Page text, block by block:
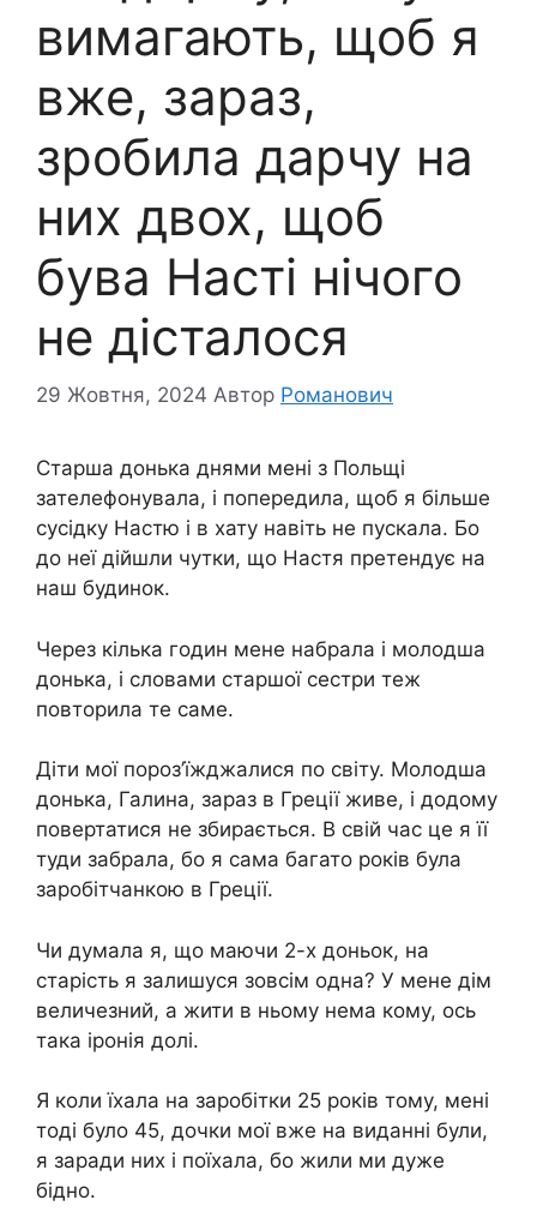
вимагають, щоб я
вже, зараз,
зробила дарчу на
них двох, щоб
бува Насті нічого
не дісталося
29 Жовтня, 2024 Автор Романович
Старша донька днями мені з Польщі
зателефонувала, і попередила, щоб я більше
сусідку Настю і в хату навіть не пускала. Бо
до неї дійшли чутки, що Настя претендує на
наш будинок.
Через кілька годин мене набрала і молодша
донька, і словами старшої сестри теж
повторила те саме.
Діти мої пороз’їжджалися по світу. Молодша
донька, Галина, зараз в Греції живе, і додому
повертатися не збирається. В свій час це я її
туди забрала, бо я сама багато років була
заробітчанкою в Греції.
Чи думала я, що маючи 2-х доньок, на
старість я залишуся зовсім одна? У мене дім
величезний, а жити в ньому нема кому, ось
така іронія долі.
Я коли їхала на заробітки 25 років тому, мені
тоді було 45, дочки мої вже на виданні були,
я заради них і поїхала, бо жили ми дуже
бідно.